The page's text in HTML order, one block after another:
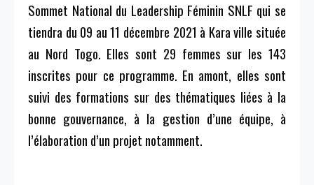
Sommet National du Leadership Féminin SNLF qui se
tiendra du 09 au 11 décembre 2021 à Kara ville située
au Nord Togo. Elles sont 29 femmes sur les 143
inscrites pour ce programme. En amont, elles sont
suivi des formations sur des thématiques liées à la
bonne gouvernance, à la gestion d’une équipe, à
l’élaboration d’un projet notamment.